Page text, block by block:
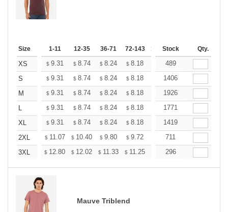
Size 1-11 12-35 36-71 72-143 144-287 288 + More
Stock Qty.
XS $ 9.31 $ 8.74 $ 8.24 $ 8.18 7.80
489
S
$ 9.31 $ 8.74 $ 8.24 $ 8.18 7.80
1406
M
$ 9.31 $ 8.74 $ 8.24 $ 8.18 7.80
1926
L
$ 9.31 $ 8.74 $ 8.24 $ 8.18 7.80
1771
XL
$ 9.31 $ 8.74 $ 8.24 $ 8.18 7.80
1419
2XL
$ 11.07 $ 10.40 $ 9.80 $ 9.72 9.28
711
3XL
$ 12.80 $ 12.02 $ 11.33 $ 11.25 10.73
296
Mauve Triblend